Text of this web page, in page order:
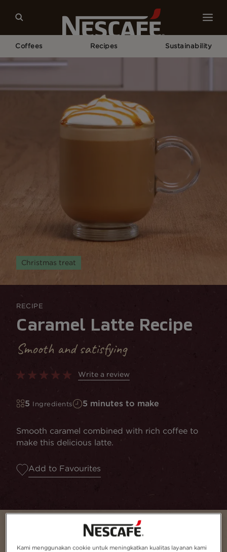
Coffees Recipes Sustainability
Home
RECIPE
Caramel Latte Recipe
Smooth and satisfying
Write a review
5 Ingredients 5 minutes to make
Smooth caramel combined with rich coffee to
make this delicious latte.
Add to Favourites
Christmas treat
Kami menggunakan cookie untuk meningkatkan kualitas layanan kami